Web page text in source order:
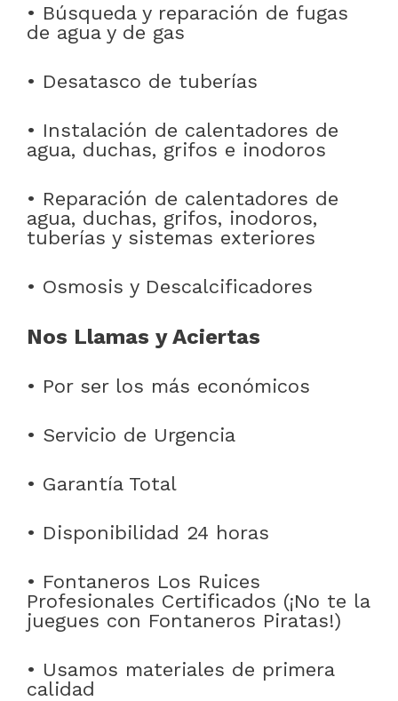
• Búsqueda y reparación de fugas
de agua y de gas
• Desatasco de tuberías
• Instalación de calentadores de
agua, duchas, grifos e inodoros
• Reparación de calentadores de
agua, duchas, grifos, inodoros,
tuberías y sistemas exteriores
• Osmosis y Descalcificadores
Nos Llamas y Aciertas
• Por ser los más económicos
• Servicio de Urgencia
• Garantía Total
• Disponibilidad 24 horas
• Fontaneros Los Ruices
Profesionales Certificados (¡No te la
juegues con Fontaneros Piratas!)
• Usamos materiales de primera
calidad